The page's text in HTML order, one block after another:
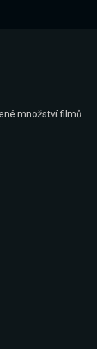
množství filmů